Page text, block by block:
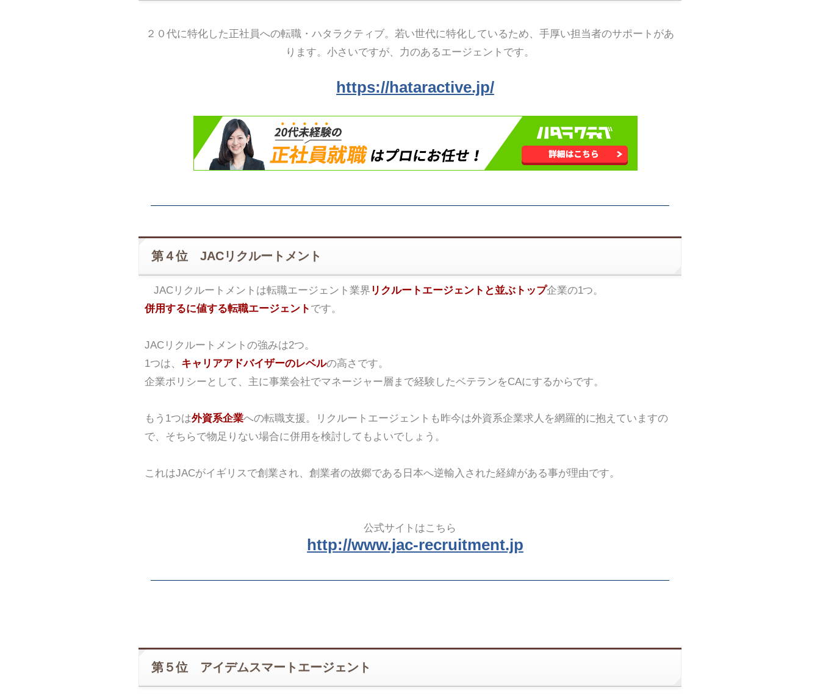
２０代に特化した正社員への転職・ハタラクティブ。若い世代に特化しているため、手厚い担当者のサポートがあ
ります。小さいですが、力のあるエージェントです。
https://hataractive.jp/
第４位 JACリクルートメント
JACリクルートメントは転職エージェント業界 リクルートエージェントと並ぶトップ企業の1つ。
併用するに値する転職エージェント です。
JACリクルートメントの強みは2つ。
1つは、 キャリアアドバイザーのレベルの高さです。
企業ポリシーとして、主に事業会社でマネージャー層まで経験したベテランをCAにするからです。
もう1つは外資系企業への転職支援。リクルートエージェントも昨今は外資系企業求人を網羅的に抱えていますの
で、そちらで物足りない場合に併用を検討してもよいでしょう。
これはJACがイギリスで創業され、創業者の故郷である日本へ逆輸入された経緯がある事が理由です。
公式サイトはこちら
http://www.jac-recruitment.jp
第５位 アイデムスマートエージェント